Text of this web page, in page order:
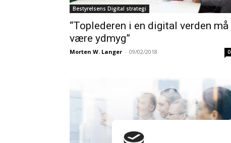
Bestyrelsens Digital strategi
“Toplederen i en digital verden må
være ydmyg”
Morten W. Langer - 09/02/2018 0